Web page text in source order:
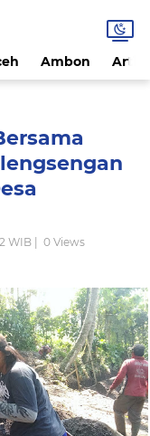
Ambon
WIB | 0Views